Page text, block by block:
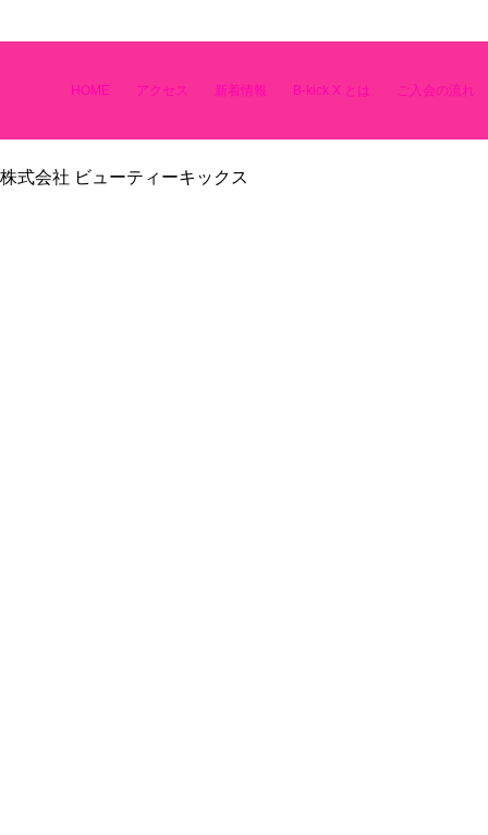
HOME アクセス 新着情報 B-kick X とは ご入会の流れ
株式会社 ビューティーキックス